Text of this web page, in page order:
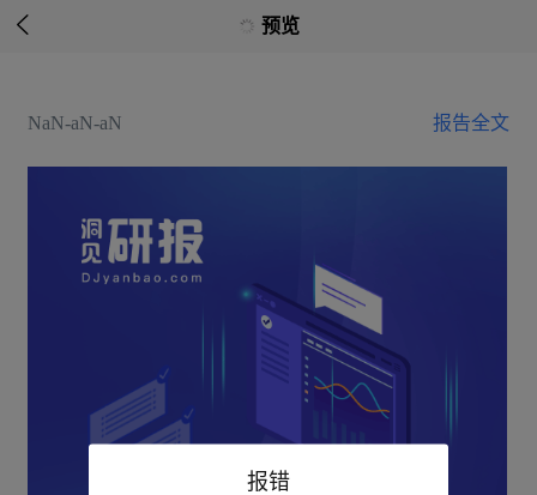
 预览
NaN-aN-aN 报告全文
报错